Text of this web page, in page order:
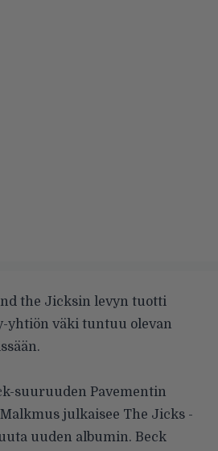
the Jicksin levyn tuotti
yhtiön väki tuntuu olevan
suuruuden Pavementin
julkaisee The Jicks -
uuden albumin. Beck